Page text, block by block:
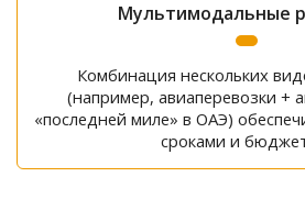
Мультимодальные
Комбинация нескольких
(например, авиаперевозки +
«последней миле» в ОАЭ)
сроками и